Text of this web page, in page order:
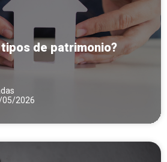
de patrimonio?
05/2026